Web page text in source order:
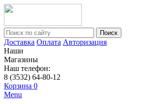
Поиск
Доставка Оплата Авторизация
Наши
Магазины
Наш телефон:
8 (3532) 64-80-12
Корзина 0
Menu